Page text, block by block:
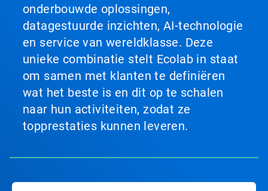
onderbouwde oplossingen,
datagestuurde inzichten, AI-technologie
en service van wereldklasse. Deze
unieke combinatie stelt Ecolab in staat
om samen met klanten te definiëren
wat het beste is en dit op te schalen
naar hun activiteiten, zodat ze
topprestaties kunnen leveren.